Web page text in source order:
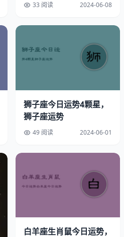
33 阅读 2024-06-08
狮子座今日运势4颗星，
狮子座运势
49 阅读 2024-06-01
白羊座生肖鼠今日运势，